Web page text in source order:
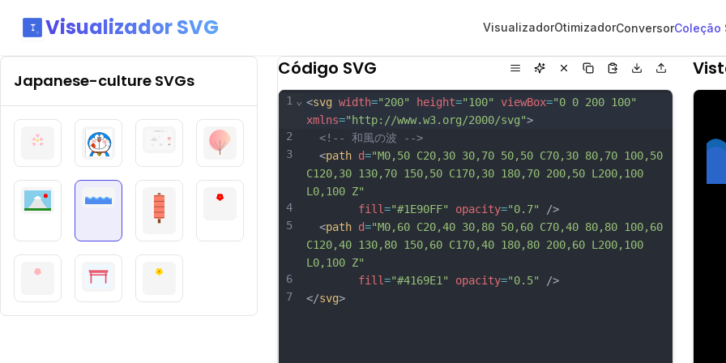
Visualizador SVG VisualizadorOtimizadorConversorColeção
Japanese-culture SVGs
Código SVG
1
2
3
4
5
6
7
⌄ <svg width="200" height="100" viewBox="0 0 200 100"
xmlns="http://www.w3.org/2000/svg">
<!-- 和風の波 -->
  <
path d="M0,50 C20,30 30,70 50,50 C70,30 80,70 100,50
C120,30 130,70 150,50 C170,30 180,70 200,50 L200,100
L0,100 Z"
fill="#1E90FF" opacity="0.7"
/>
  <
path d="M0,60 C20,40 30,80 50,60 C70,40 80,80 100,60
C120,40 130,80 150,60 C170,40 180,80 200,60 L200,100
L0,100 Z"
fill="#4169E1" opacity="0.5"
/>
</svg>